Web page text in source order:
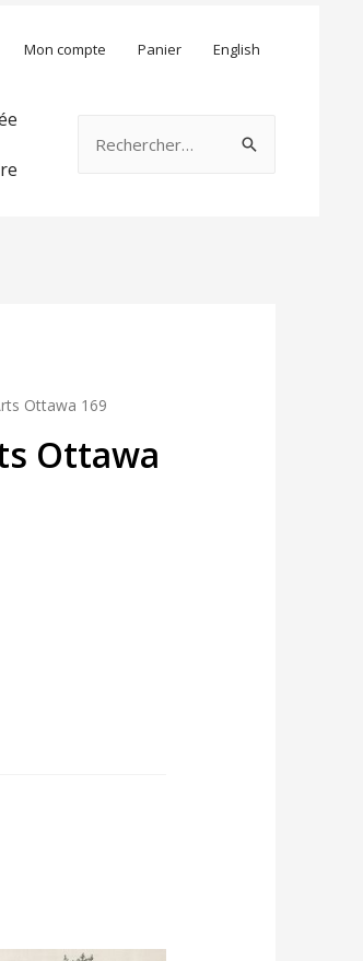
Mon compte Panier English
Ottawa 169
Ottawa